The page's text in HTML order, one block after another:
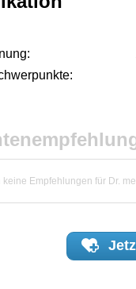
keine Empfehlungen für Dr.